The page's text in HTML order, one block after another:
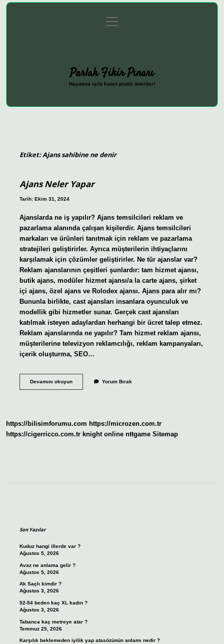
Gizlilik Politikası
menüyü
aç
Parlak Fikir Pınarı
Hayatına ışıltı katan pratik öneriler!
Etiket:Ajans sahibine ne denir
Ajans Neler Yapar
Tarih: Ekim 31, 2024
Ajanslarda ne iş yapılır? Ajans temsilcileri reklam ve
pazarlama alanında çalışan kişilerdir. Ajans temsilcileri
markaları ve ürünleri tanıtmak için reklam ve pazarlama
stratejileri geliştirirler. Ayrıca müşterilerin ihtiyaçlarını
karşılamak için çözümler geliştirirler. Ne tür ajanslar var?
Reklam ajanslarının çeşitleri şunlardır: tam hizmet ajansı,
butik ajans, modüler hizmet ajansı/a la carte ajans, şirket
içi ajans, özel ajans ve Rolodex ajansı. Ajans para alır mı?
Bununla birlikte, cast ajansları insanlara oyunculuk ve
modellik gibi hizmetler sunar. Gerçek cast ajansları
katılmak isteyen adaylardan herhangi bir ücret talep etmez.
Reklam ajanslarında ne yapılır? Tam hizmet reklam ajansı,
müşterilerine televizyon reklamcılığı, reklam kampanyaları,
içerik oluşturma, SEO…
Devamını okuyunAjans
Yorum Bırak
https://bilisimforumu.com https://microzen.com.tr
https://cigerricco.com.tr knight online nttgame Sitemap
Son Yazılar
Kuduz hangi illerde var ?
Ağustos 5, 2026
Avaz ne anlama gelir ?
Ağustos 5, 2026
Ak Saçlı kimdir ?
Ağustos 3, 2026
52-54 beden kaç XL kadın ?
Ağustos 3, 2026
Tabanca kaç metreye atar ?
Temmuz 25, 2026
Karşılık beklemeden iyilik yap atasözünün anlamı nedir ?